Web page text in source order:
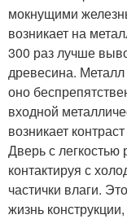
Двери в
мокнущими
возникает на
300 раз лучше
древесина. Металл
оно
входной
возникает
Дверь с легкостью
контактируя с
частички влаги.
жизнь